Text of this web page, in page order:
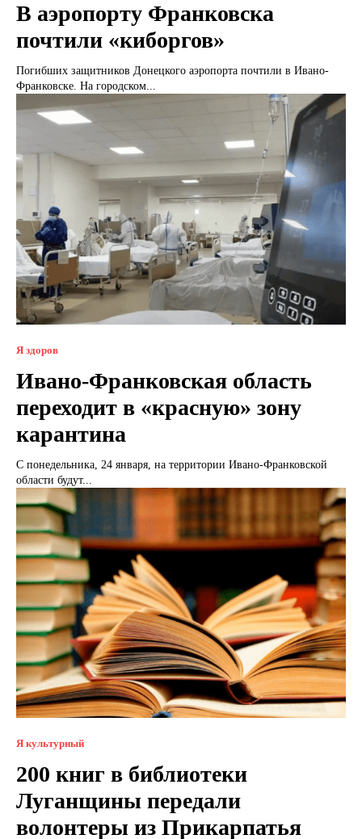
В аэропорту Франковска
почтили «киборгов»
Погибших защитников Донецкого аэропорта почтили в Ивано-
Франковске. На городском...
Я здоров
Ивано-Франковская область
переходит в «красную» зону
карантина
С понедельника, 24 января, на территории Ивано-Франковской
области будут...
Я культурный
200 книг в библиотеки
Луганщины передали
волонтеры из Прикарпатья